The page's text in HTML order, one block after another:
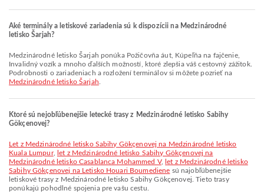
Aké terminály a letiskové zariadenia sú k dispozícii na Medzinárodné
letisko Šarjah?
Medzinárodné letisko Šarjah ponúka Požičovňa áut, Kúpeľňa na fajčenie,
Invalidný vozík a mnoho ďalších možností, ktoré zlepšia váš cestovný zážitok.
Podrobnosti o zariadeniach a rozložení terminálov si môžete pozrieť na
Medzinárodné letisko Šarjah
Ktoré sú nejobľúbenejšie letecké trasy z Medzinárodné letisko Sabihy
Gökçenovej?
let z Medzinárodné letisko Sabihy Gökçenovej na Medzinárodné letisko
Kuala Lumpur,
let z Medzinárodné letisko Sabihy Gökçenovej na
Medzinárodné letisko Casablanca Mohammed V,
let z Medzinárodné letisko
Sabihy Gökçenovej na Letisko Houari Boumediene sú najobľúbenejšie
letiskové trasy z Medzinárodné letisko Sabihy Gökçenovej. Tieto trasy
ponúkajú pohodlné spojenia pre vašu cestu.